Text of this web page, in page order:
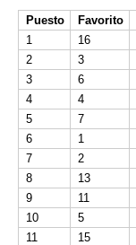
Puesto Favorito
1
16
2
3
3
6
4
4
5
7
6
1
7
2
8
13
9
11
10
5
11
15